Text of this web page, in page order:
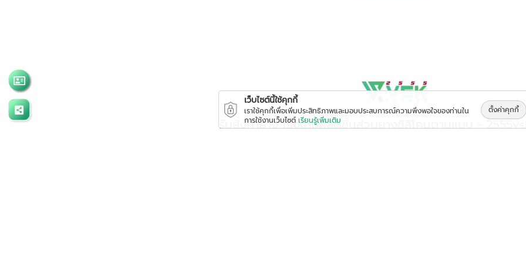
รับสั่งทำยาง โรงงานผลิตชิ้นส่วนยางซิลิโคนตามแบบ -
เว็บไซต์นี้ใช้คุกกี้
เราใช้คุกกี้เพื่อเพิ่มประสิทธิภาพและมอบประสบการณ์ความพึงพอใจของท่านใน
การใช้งานเว็บไซต์ เรียนรู้เพิ่มเติม
ตั้งค่าคุกกี้